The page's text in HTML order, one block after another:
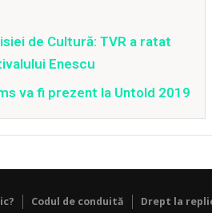
de Cultură: TVR a ratat
Enescu
va fi prezent la Untold 2019
Codul de conduită Drept la